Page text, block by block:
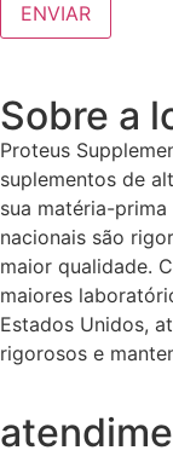
Sobre a
Proteus
suplementos de
sua matéria-
nacionais são
maior qualidade.
maiores
Estados Unidos,
rigorosos e